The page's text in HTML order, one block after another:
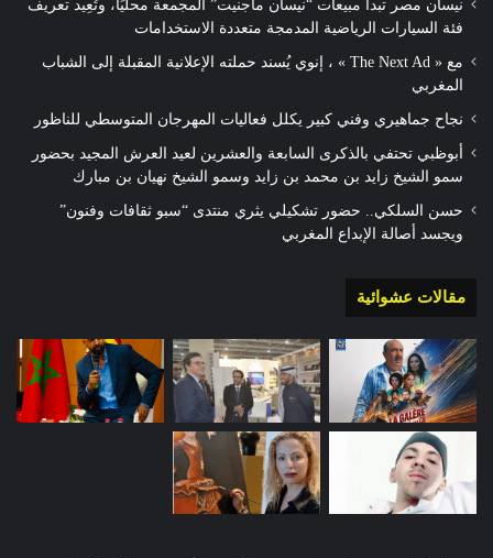
نيسان مصر تبدأ مبيعات “نيسان ماجنيت” المجمعة محليًا، وتُعِيد تعريف
فئة السيارات الرياضية المدمجة متعددة الاستخدامات
مع « The Next Ad » ، إنوي يُسند حملته الإعلانية المقبلة إلى الشباب
المغربي
نجاح جماهيري وفني كبير يكلل فعاليات المهرجان المتوسطي للناظور
أبوظبي تحتفي بالذكرى السابعة والعشرين لعيد العرش المجيد بحضور
سمو الشيخ زايد بن محمد بن زايد وسمو الشيخ نهيان بن مبارك
حسن السلكي.. حضور تشكيلي يثري منتدى “سبو ثقافات وفنون”
ويجسد أصالة الإبداع المغربي
مقالات عشوائية